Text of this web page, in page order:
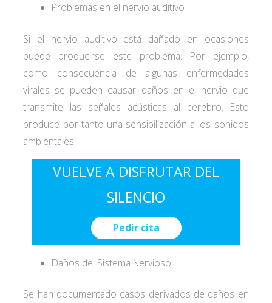
Problemas en el nervio auditivo
Si el nervio auditivo está dañado en ocasiones
puede producirse este problema. Por ejemplo,
como consecuencia de algunas enfermedades
virales se pueden causar daños en el nervio que
transmite las señales acústicas al cerebro. Esto
produce por tanto una sensibilización a los sonidos
ambientales.
VUELVE A DISFRUTAR DEL
SILENCIO
Pedir cita
Daños del Sistema Nervioso
Se han documentado casos derivados de daños en